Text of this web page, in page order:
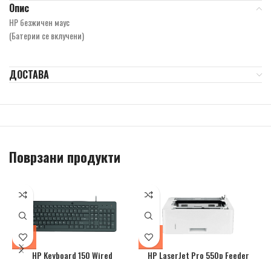
Опис
HP безжичен маус
(Батерии се вклучени)
ДОСТАВА
Поврзани продукти
HP Keyboard 150 Wired
HP LaserJet Pro 550p Feeder